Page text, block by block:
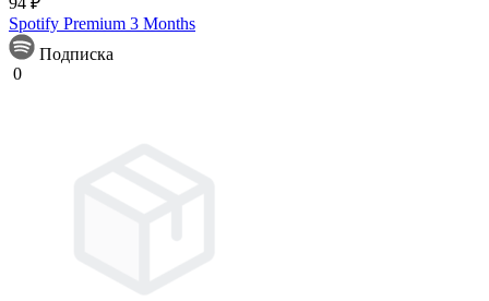
Spotify Premium 3 Months
Подписка
0